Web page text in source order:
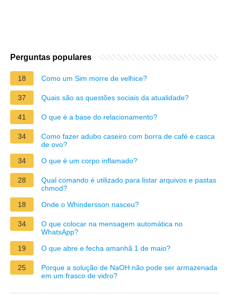
Perguntas populares
18 Como um Sim morre de velhice?
37 Quais são as questões sociais da atualidade?
41 O que é a base do relacionamento?
34
Como fazer adubo caseiro com borra de café e casca
de ovo?
34
O que é um corpo inflamado?
28
Qual comando é utilizado para listar arquivos e pastas
chmod?
18
Onde o Whindersson nasceu?
34
O que colocar na mensagem automática no
WhatsApp?
19
O que abre e fecha amanhã 1 de maio?
25
Porque a solução de NaOH não pode ser armazenada
em um frasco de vidro?